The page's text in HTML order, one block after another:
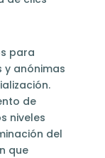
para
anónimas
de
niveles
del
que